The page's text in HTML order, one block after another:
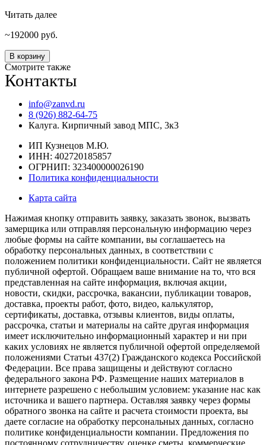
Читать далее
192000 руб.
Количество
товара
Бытовка
4
В корзину
Смотрите также
Контакты
info@zanvd.ru
8 (926) 882-64-75
Калуга. Кирпичный завод МПС, 3к3
ИП Кузнецов М.Ю.
ИНН: 402720185857
ОГРНИП: 323400000026190
Политика конфиденциальности
Карта сайта
Нажимая кнопку отправить заявку, заказать звонок, вызвать
замерщика или отправляя персональную информацию через
любые формы на сайте компании, вы соглашаетесь на
обработку персональных данных, в соответствии с
положением политики конфиденциальности. Сайт не является
публичной офертой. Обращаем ваше внимание на то, что вся
представленная на сайте информация, включая акции,
новости, скидки, рассрочка, вакансии, публикации товаров,
доставка, проекты работ, фото, видео, калькулятор,
сертификаты, доставка, отзывы клиентов, виды оплаты,
рассрочка, статьи и материалы на сайте другая информация
имеет исключительно информационный характер и ни при
каких условиях не является публичной офертой определяемой
положениями Статьи 437(2) Гражданского кодекса Российской
Федерации. Все права защищены и действуют согласно
федерального закона РФ. Размещение наших материалов в
интернете разрешено с небольшим условием: указание нас как
источника и вашего партнера. Оставляя заявку через формы
обратного звонка на сайте и расчета стоимости проекта, вы
даете согласие на обработку персональных данных, согласно
политике конфиденциальности компании. Предложения по
постоянному сотрудничеству, оценке сметы, коммерческие